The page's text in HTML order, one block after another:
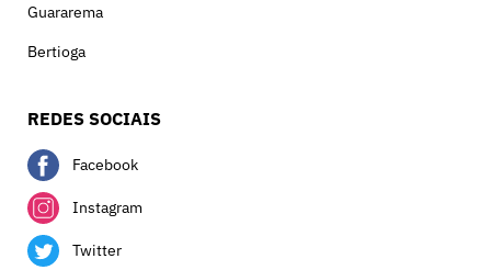
Guararema
Bertioga
REDES SOCIAIS
Facebook
Instagram
Twitter